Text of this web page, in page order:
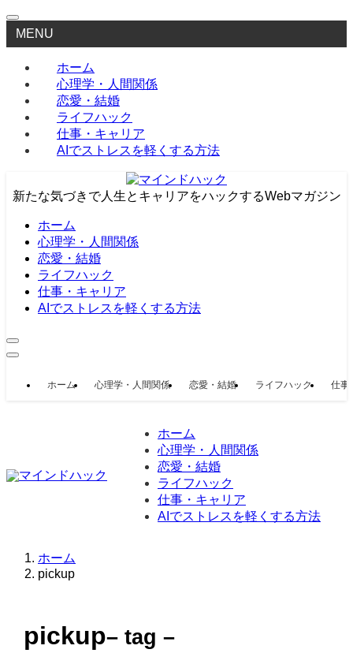
MENU
ホーム
心理学・人間関係
恋愛・結婚
ライフハック
仕事・キャリア
AIでストレスを軽くする方法
新たな気づきで人生とキャリアをハックするWebマガジン
ホーム
心理学・人間関係
恋愛・結婚
ライフハック
仕事・キャリア
AIでストレスを軽くする方法
ホーム 心理学・人間関係 恋愛・結婚 ライフハック 仕事
ホーム
心理学・人間関係
恋愛・結婚
ライフハック
仕事・キャリア
AIでストレスを軽くする方法
ホーム
pickup
pickup– tag –